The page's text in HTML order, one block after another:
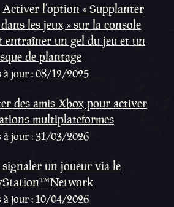
l’option « Supplanter
les jeux » sur la console
entraîner un gel du jeu et un
de plantage
à jour : 08/12/2025
des amis Xbox pour activer
multiplateformes
à jour : 31/03/2026
signaler un joueur via le
à jour : 10/04/2026